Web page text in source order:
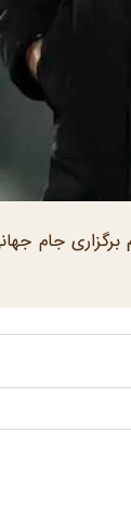
برگزاری جام